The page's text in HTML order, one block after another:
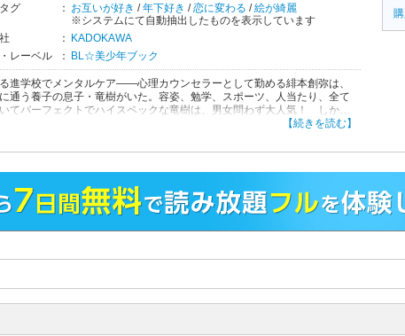
グ
： お互いが好き /年下好き /恋に変わる /絵が綺麗
※システムにて自動抽出したものを表示しています
： KADOKAWA
レーベル
： BL☆美少年ブック
進学校でメンタルケア――心理カウンセラーとして勤める緋本創弥は、
通う養子の息子・竜樹がいた。容姿、勉学、スポーツ、人当たり、全て
てパーフェクトでハイスペックな竜樹は、男女問わず大人気！ しかし
の竜樹の心は、義父の創弥にしか向いていなかった。父親から捨てられた
いていたのだ。過保護な竜樹は、創弥に近づく男に目を光らせる毎日。
まで手伝わせていて…!? しかし一方の創弥は、あくまで竜樹のこと
“息子”としか見ておらず…。しかも学園理事長・剣能からも猛烈アプローチ
いて…！ 果たして、父親としての創弥が、竜樹の気持ちに応える日は
か？ それともすべてを包み込んでくれる剣能を選ぶのか…？
【続きを読む】